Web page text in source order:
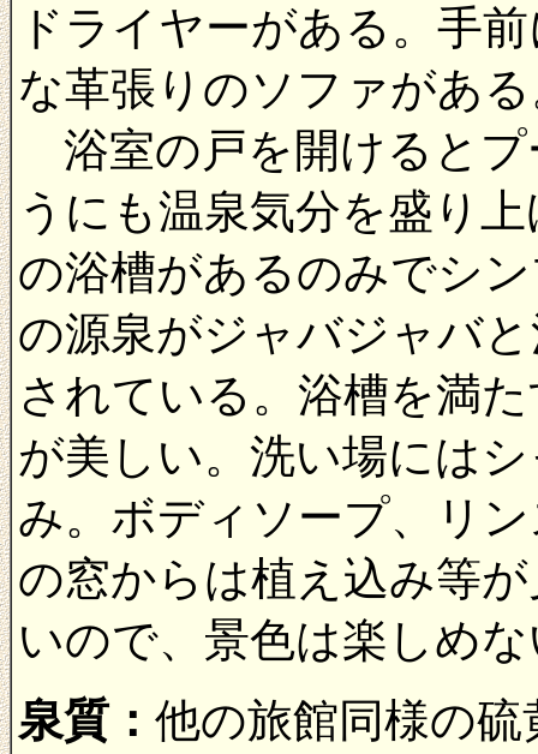
ドライヤーがある。手
な革張りのソファがあ
浴室の戸を開けるとプ
うにも温泉気分を盛り
の浴槽があるのみでシ
の源泉がジャバジャバ
されている。浴槽を満
が美しい。洗い場には
み。ボディソープ、リ
の窓からは植え込み等
いので、景色は楽しめ
泉質： 他の旅館同様の